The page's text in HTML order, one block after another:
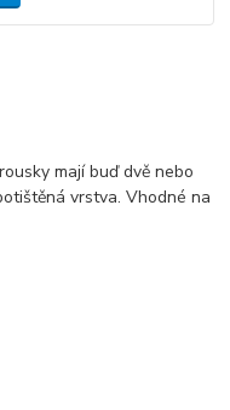
mají buď dvě nebo
vrstva. Vhodné na